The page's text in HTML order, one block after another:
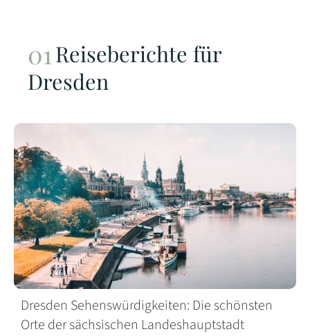
Reiseberichte für
Dresden
Dresden Sehenswürdigkeiten: Die schönsten
Orte der sächsischen Landeshauptstadt